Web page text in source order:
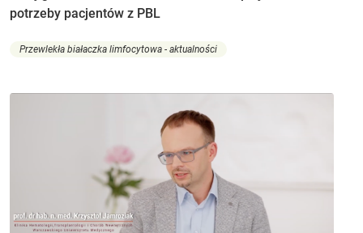
potrzeby pacjentów z PBL
Przewlekła białaczka limfocytowa - aktualności